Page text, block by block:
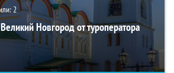
2
Новгород от туроператора